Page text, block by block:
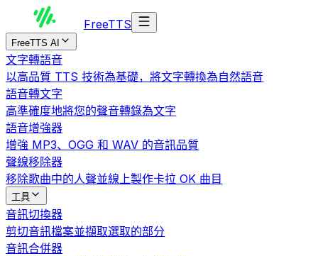
FreeTTS
FreeTTS AI
文字轉語音
以高品質 TTS 技術為基礎，將文字轉換為自然語音
語音轉文字
高準確度地將您的聲音轉錄為文字
語音增強器
增強 MP3、OGG 和 WAV 的音訊品質
聲線移除器
移除歌曲中的人聲並線上製作卡拉 OK 曲目
工具
音訊切換器
剪切音訊檔案並擷取選取的部分
音訊合併器